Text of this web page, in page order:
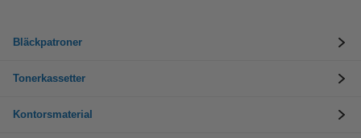
Bläckpatroner
Tonerkassetter
Kontorsmaterial